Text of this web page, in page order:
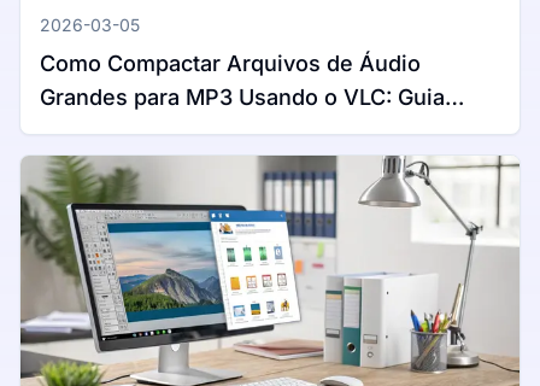
2026-03-05
Como Compactar Arquivos de Áudio
Grandes para MP3 Usando o VLC: Guia
Completo para Windows e Mac